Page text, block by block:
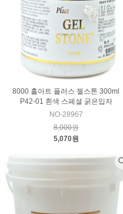
8000 홀아트 플러스 젤스톤 300ml
P42-01 흰색 스페셜 굵은입자
NO-28967
8,000원
5,070원